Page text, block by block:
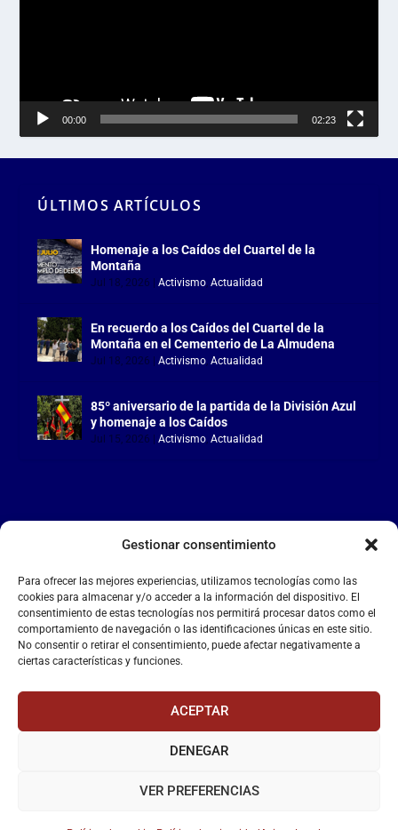
Gestionar consentimiento
Para ofrecer las mejores experiencias, utilizamos tecnologías como las
cookies para almacenar y/o acceder a la información del dispositivo. El
consentimiento de estas tecnologías nos permitirá procesar datos como el
comportamiento de navegación o las identificaciones únicas en este sitio.
No consentir o retirar el consentimiento, puede afectar negativamente a
ciertas características y funciones.
ACEPTAR
DENEGAR
VER PREFERENCIAS
00:00 02:23
ÚLTIMOS ARTÍCULOS
Homenaje a los Caídos del Cuartel de la
Montaña
Jul 18, 2026 |Activismo,Actualidad
En recuerdo a los Caídos del Cuartel de la
Montaña en el Cementerio de La Almudena
Jul 18, 2026 |Activismo,Actualidad
85º aniversario de la partida de la División Azul
y homenaje a los Caídos
Jul 15, 2026 |Activismo,Actualidad
LA FALANGE
Reproductor
de
vídeo